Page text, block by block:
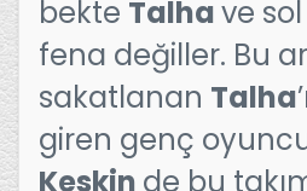
bekte Talhave
fena değiller. Bu
sakatlanan Talha
giren genç
Keskin de bu